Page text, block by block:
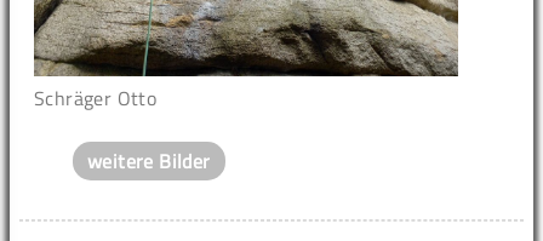
Schräger Otto
weitere Bilder